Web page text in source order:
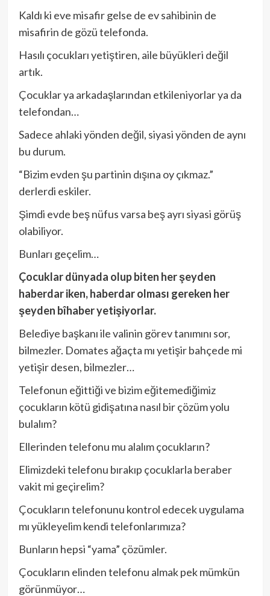
Kaldı ki eve misafir gelse de ev sahibinin de
misafirin de gözü telefonda.
Hasılı çocukları yetiştiren, aile büyükleri değil
artık.
Çocuklar ya arkadaşlarından etkileniyorlar ya da
telefondan…
Sadece ahlaki yönden değil, siyasi yönden de aynı
bu durum.
“Bizim evden şu partinin dışına oy çıkmaz.”
derlerdi eskiler.
Şimdi evde beş nüfus varsa beş ayrı siyasi görüş
olabiliyor.
Bunları geçelim…
Çocuklar dünyada olup biten her şeyden
haberdar iken, haberdar olması gereken her
şeyden bîhaber yetişiyorlar.
Belediye başkanı ile valinin görev tanımını sor,
bilmezler. Domates ağaçta mı yetişir bahçede mi
yetişir desen, bilmezler…
Telefonun eğittiği ve bizim eğitemediğimiz
çocukların kötü gidişatına nasıl bir çözüm yolu
bulalım?
Ellerinden telefonu mu alalım çocukların?
Elimizdeki telefonu bırakıp çocuklarla beraber
vakit mi geçirelim?
Çocukların telefonunu kontrol edecek uygulama
mı yükleyelim kendi telefonlarımıza?
Bunların hepsi “yama” çözümler.
Çocukların elinden telefonu almak pek mümkün
görünmüyor…